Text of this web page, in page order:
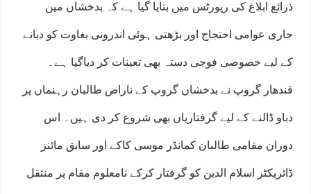
ذرائع ابلاغ کی رپورٹس میں بتایا گیا ہے کہ بدخشاں میں
جاری عوامی احتجاج اور بڑھتی ہوئی اندرونی بغاوت کو دبانے
کے لیے خصوصی فوجی دستہ بھی تعینات کر دیاگیا ہے۔
قندھار گروپ نے بدخشاں گروپ کے ناراض طالبان رہنماں پر
دباو ڈالنے کے لیے گرفتاریاں بھی شروع کر دی ہیں۔ اس
دوران مقامی طالبان کمانڈر موسی کاکے اور سابق مائنز
ڈائریکٹر اسلام الدین کو گرفتار کرکے نامعلوم مقام پر منتقل